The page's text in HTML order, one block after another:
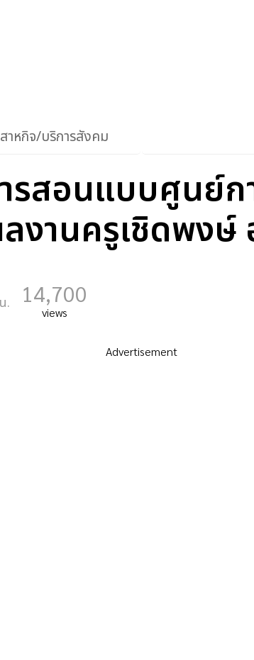
าหกิจ/บริการสังคม
รสอนแบบศูนย์ก
งานครูเชิดพง
. 14,700
views
Advertisement